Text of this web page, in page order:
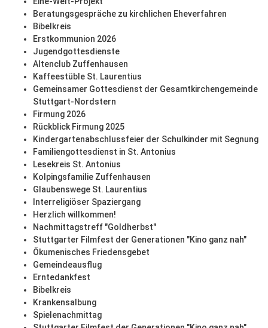
Beratungsgespräche zu kirchlichen Eheverfahren
Bibelkreis
Erstkommunion 2026
Jugendgottesdienste
Altenclub Zuffenhausen
Kaffeestüble St. Laurentius
Gemeinsamer Gottesdienst der Gesamtkirchengemeinde
Stuttgart-Nordstern
Firmung 2026
Rückblick Firmung 2025
Kindergartenabschlussfeier der Schulkinder mit Segnung
Familiengottesdienst in St. Antonius
Lesekreis St. Antonius
Kolpingsfamilie Zuffenhausen
Glaubenswege St. Laurentius
Interreligiöser Spaziergang
Herzlich willkommen!
Nachmittagstreff "Goldherbst"
Stuttgarter Filmfest der Generationen "Kino ganz nah"
Ökumenisches Friedensgebet
Gemeindeausflug
Erntedankfest
Bibelkreis
Krankensalbung
Spielenachmittag